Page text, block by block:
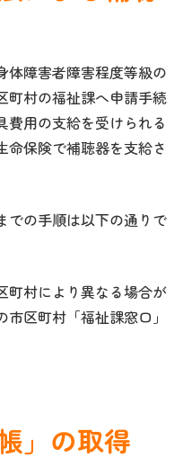
体障害者障害程度等級の
町村の福祉課へ申請手続
費用の支給を受けられる
命保険で補聴器を支給さ
での手順は以下の通りで
村により異なる場合が
区町村「福祉課窓口」
」の取得